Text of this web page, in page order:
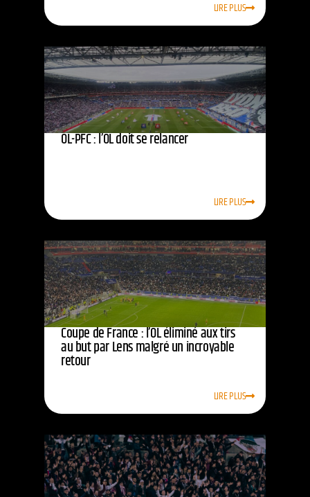
LIRE PLUS
OL-PFC : l’OL doit se relancer
LIRE PLUS
Coupe de France : l’OL éliminé aux tirs
au but par Lens malgré un incroyable
retour
LIRE PLUS